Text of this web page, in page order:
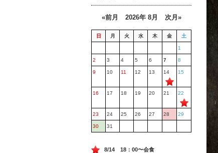
«前月 2026年 8月 次月»
日 月 火 水 木 金 土
1
2 3 4 5 6 7 8
9 10 11 12 13 14 15
16 17 18 19 20 21 22
23 24 25 26 27 28 29
30 31
8/14 18：00〜会食